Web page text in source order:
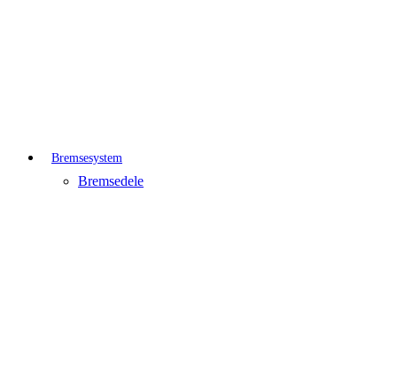
Bremsesystem
Bremsedele